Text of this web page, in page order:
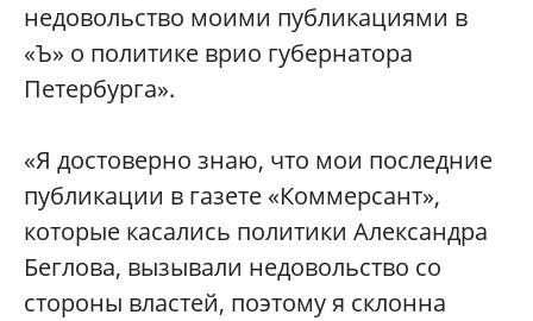
недовольство моими публикациями в
«Ъ» о политике врио губернатора
Петербурга».
«Я достоверно знаю, что мои последние
публикации в газете «Коммерсант»,
которые касались политики Александра
Беглова, вызывали недовольство со
стороны властей, поэтому я склонна